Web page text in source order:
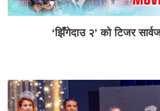
‘झिँगेदाउ २’ को टिजर